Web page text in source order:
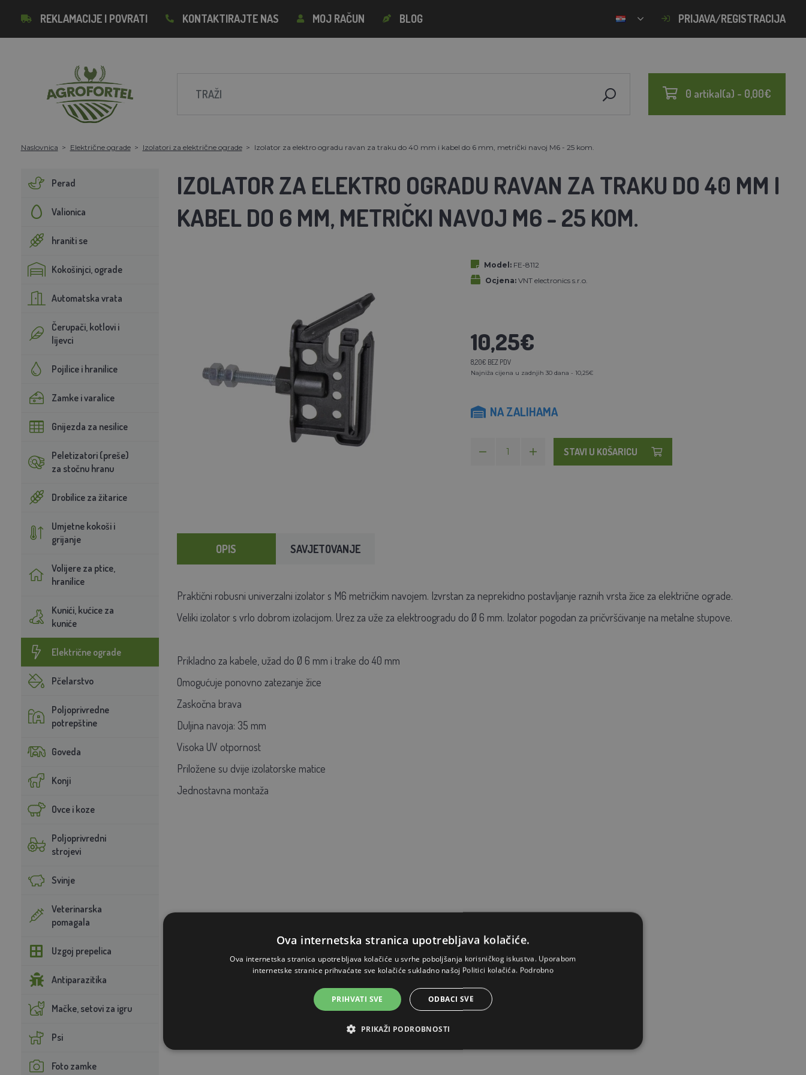
REKLAMACIJE I POVRATI KONTAKTIRAJTE NAS MOJ RAČUN BLOG PRIJAVA/REGISTRACIJA
0 artikal(a) - 0,00€
Naslovnica Električne ograde Izolatori za električne ograde Izolator za elektro ogradu ravan za traku do 40 mm i kabel do 6 mm, metrički navoj M6 - 25 kom.
Perad
Valionica
hraniti se
Kokošinjci, ograde
Automatska vrata
Čerupači, kotlovi i
lijevci
Pojilice i hranilice
Zamke i varalice
Gnijezda za nesilice
Peletizatori (preše)
za stočnu hranu
Drobilice za žitarice
Umjetne kokoši i
grijanje
Volijere za ptice,
hranilice
Kunići, kućice za
kuniće
Električne ograde
Pčelarstvo
Poljoprivredne
potrepštine
Goveda
Konji
Ovce i koze
Poljoprivredni
strojevi
Svinje
Veterinarska
pomagala
Uzgoj prepelica
Antiparazitika
Mačke, setovi za igru
Psi
Foto zamke
IZOLATOR ZA ELEKTRO OGRADU RAVAN ZA TRAKU DO 40 MM I
KABEL DO 6 MM, METRIČKI NAVOJ M6 - 25 KOM.
Model: FE-8112
Ocjena: VNT electronics s.r.o.
10,25€
8,20€ BEZ PDV
Najniža cijena u zadnjih 30 dana - 10,25€
NA ZALIHAMA
STAVI U KOŠARICU
OPIS SAVJETOVANJE
Praktični robusni univerzalni izolator s M6 metričkim navojem. Izvrstan za neprekidno postavljanje raznih vrsta žice za električne ograde.
Veliki izolator s vrlo dobrom izolacijom. Urez za uže za elektroogradu do Ø 6 mm. Izolator pogodan za pričvršćivanje na metalne stupove.
Prikladno za kabele, užad do Ø 6 mm i trake do 40 mm
Omogućuje ponovno zatezanje žice
Zaskočna brava
Duljina navoja: 35 mm
Visoka UV otpornost
Priložene su dvije izolatorske matice
Jednostavna montaža
Ova internetska stranica upotrebljava kolačiće.
Ova internetska stranica upotrebljava kolačiće u svrhe poboljšanja korisničkog iskustva. Uporabom
internetske stranice prihvaćate sve kolačiće sukladno našoj Politici kolačića. Podrobno
PRIHVATI SVE ODBACI SVE
PRIKAŽI PODROBNOSTI